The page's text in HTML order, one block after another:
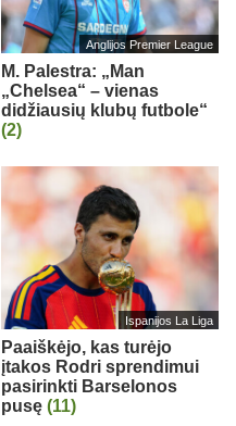
Anglijos Premier League
M. Palestra: „Man
„Chelsea“ – vienas
didžiausių klubų futbole“
(2)
Ispanijos La Liga
Paaiškėjo, kas turėjo
įtakos Rodri sprendimui
pasirinkti Barselonos
pusę (11)